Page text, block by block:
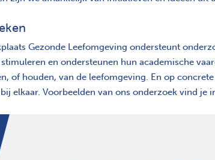
Gezonde Leefomgeving ondersteunt
en ondersteunen hun academische
of houden, van de leefomgeving. En op
elkaar. Voorbeelden van ons onderzoek vind je